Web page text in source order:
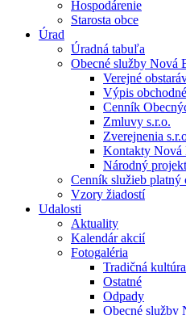
Hospodárenie
Starosta obce
Úrad
Úradná tabuľa
Obecné služby Nová
Verejné
Výpis
Cenník
Zmluvy s.r.o.
Zverejnenia
Kontakty Nová
Národný projekt
Cenník služieb platný
Vzory žiadostí
Udalosti
Aktuality
Kalendár akcií
Fotogaléria
Tradičná kultúra
Ostatné
Odpady
Obecné služby